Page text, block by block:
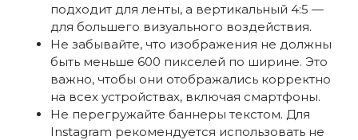
подходит для ленты, а вертикальный 4:5 —
для большего визуального воздействия.
Не забывайте, что изображения не должны
быть меньше 600 пикселей по ширине. Это
важно, чтобы они отображались корректно
на всех устройствах, включая смартфоны.
Не перегружайте баннеры текстом. Для
Instagram рекомендуется использовать не